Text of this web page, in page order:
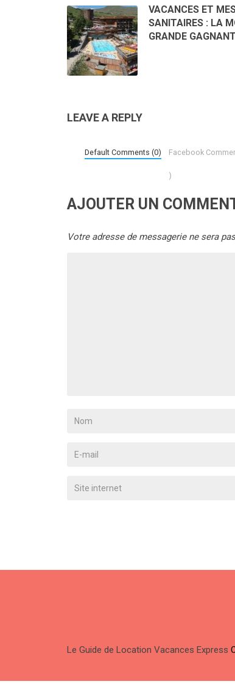
VACANCES ET
SANITAIRES : LA
GRANDE
LEAVE A REPLY
Default Comments (0) Facebook
)
AJOUTER UN
Votre adresse de messagerie ne sera
Le Guide de Location Vacances Express